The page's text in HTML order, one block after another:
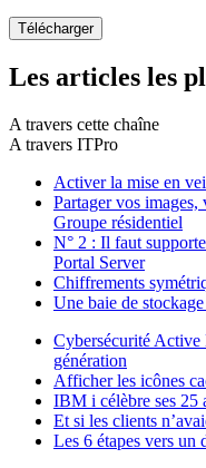
Les articles les
A travers cette chaîne
A travers ITPro
Activer la mise en
Partager vos
Groupe résidentiel
N° 2 : Il faut
Portal Server
Chiffrements
Une baie de
Cybersécurité Active
génération
Afficher les icônes
IBM i célèbre ses 25
Et si les clients
Les 6 étapes vers un